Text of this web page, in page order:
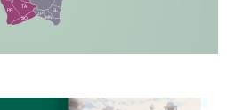
EL
JP
PR
TA
SQ MN